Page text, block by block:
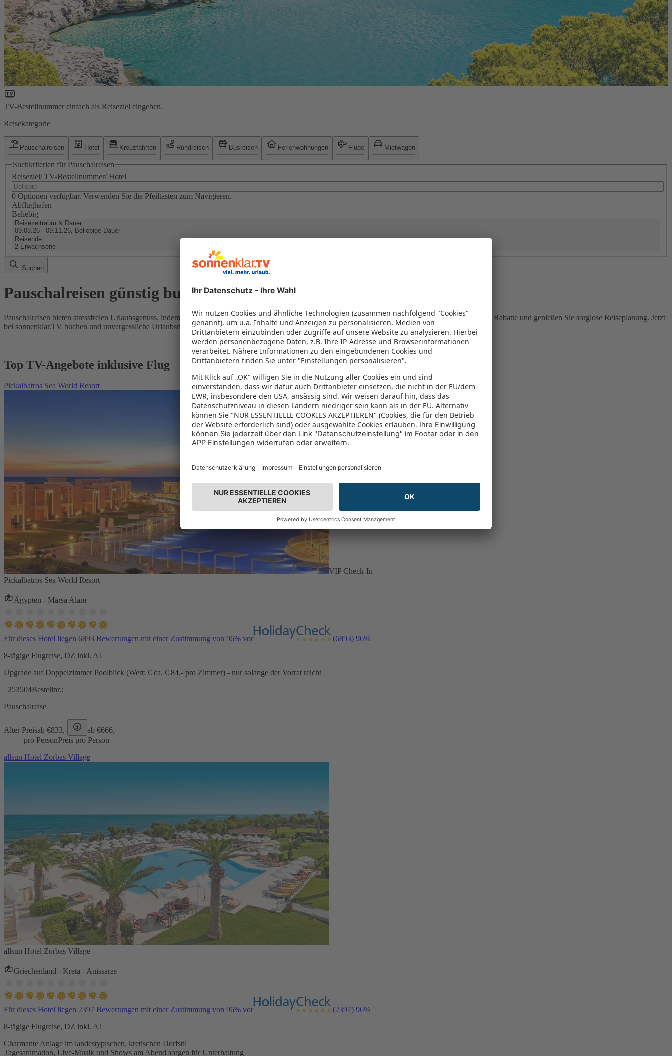
TV-Bestellnummer einfach als Reiseziel eingeben.
Reisekategorie
Pauschalreisen Hotel Kreuzfahrten Rundreisen Busreisen Ferienwohnungen Flüge Mietwagen
Suchkriterien für Pauschalreisen
Reiseziel/ TV-Bestellnummer/ Hotel
0 Optionen verfügbar. Verwenden Sie die Pfeiltasten zum Navigieren.
Abflughafen
Beliebig
Reisezeitraum & Dauer
09.08.26 - 09.11.26, Beliebige Dauer
Reisende
2 Erwachsene
Suchen
Pauschalreisen günstig buchen
Pauschalreisen bieten stressfreien Urlaubsgenuss, indem Flug und Hotel in einem Paket kombiniert werden – das spart Zeit und Geld. Nutzen Sie attraktive Rabatte und genießen Sie sorglose Reiseplanung. Jetzt
bei sonnenklar.TV buchen und unvergessliche Urlaubsmomente erleben!
Top TV-Angebote inklusive Flug
Pickalbatros Sea World Resort
VIP Check-In
Pickalbatros Sea World Resort
Ägypten - Marsa Alam
Für dieses Hotel liegen 6893 Bewertungen mit einer Zustimmung von 96% vor (6893) 96%
8-tägige Flugreise, DZ inkl. AI
Upgrade auf Doppelzimmer Poolblick (Wert: € ca. € 84,- pro Zimmer) - nur solange der Vorrat reicht
253504Bestellnr.:
Pauschalreise
Alter Preisab €833,- ab €666,-
pro PersonPreis pro Person
allsun Hotel Zorbas Village
allsun Hotel Zorbas Village
Griechenland - Kreta - Anissaras
Für dieses Hotel liegen 2397 Bewertungen mit einer Zustimmung von 96% vor (2397) 96%
8-tägige Flugreise, DZ inkl. AI
Charmante Anlage im landestypischen, kretischen Dorfstil
Tagesanimation, Live-Musik und Shows am Abend sorgen für Unterhaltung